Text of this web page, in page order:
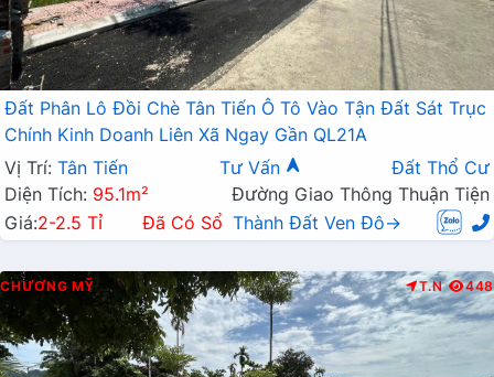
Đất Phân Lô Đồi Chè Tân Tiến Ô Tô Vào Tận Đất Sát Trục
Chính Kinh Doanh Liên Xã Ngay Gần QL21A
Vị Trí: Tân Tiến Tư Vấn
Đất Thổ Cư
Diện Tích: 95.1m²
Đường Giao Thông Thuận Tiện
Giá:2-2.5 Tỉ Đã Có Sổ Thành Đất Ven Đô→
CHƯƠNG MỸ T.N 448